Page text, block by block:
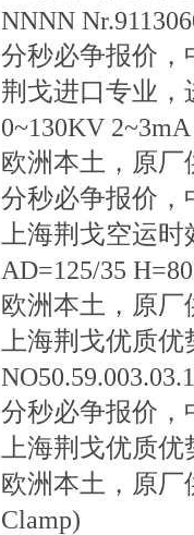
NNNN
分秒必争报价，
荆戈进口专业，
0~130KV 2~3mA
欧洲本土，原厂
分秒必争报价，
上海荆戈空运时
AD=125/35 H=80
欧洲本土，原厂
上海荆戈优质
NO50.59.003.03.1
分秒必争报价，
上海荆戈优质
欧洲本土，原厂
Clamp)